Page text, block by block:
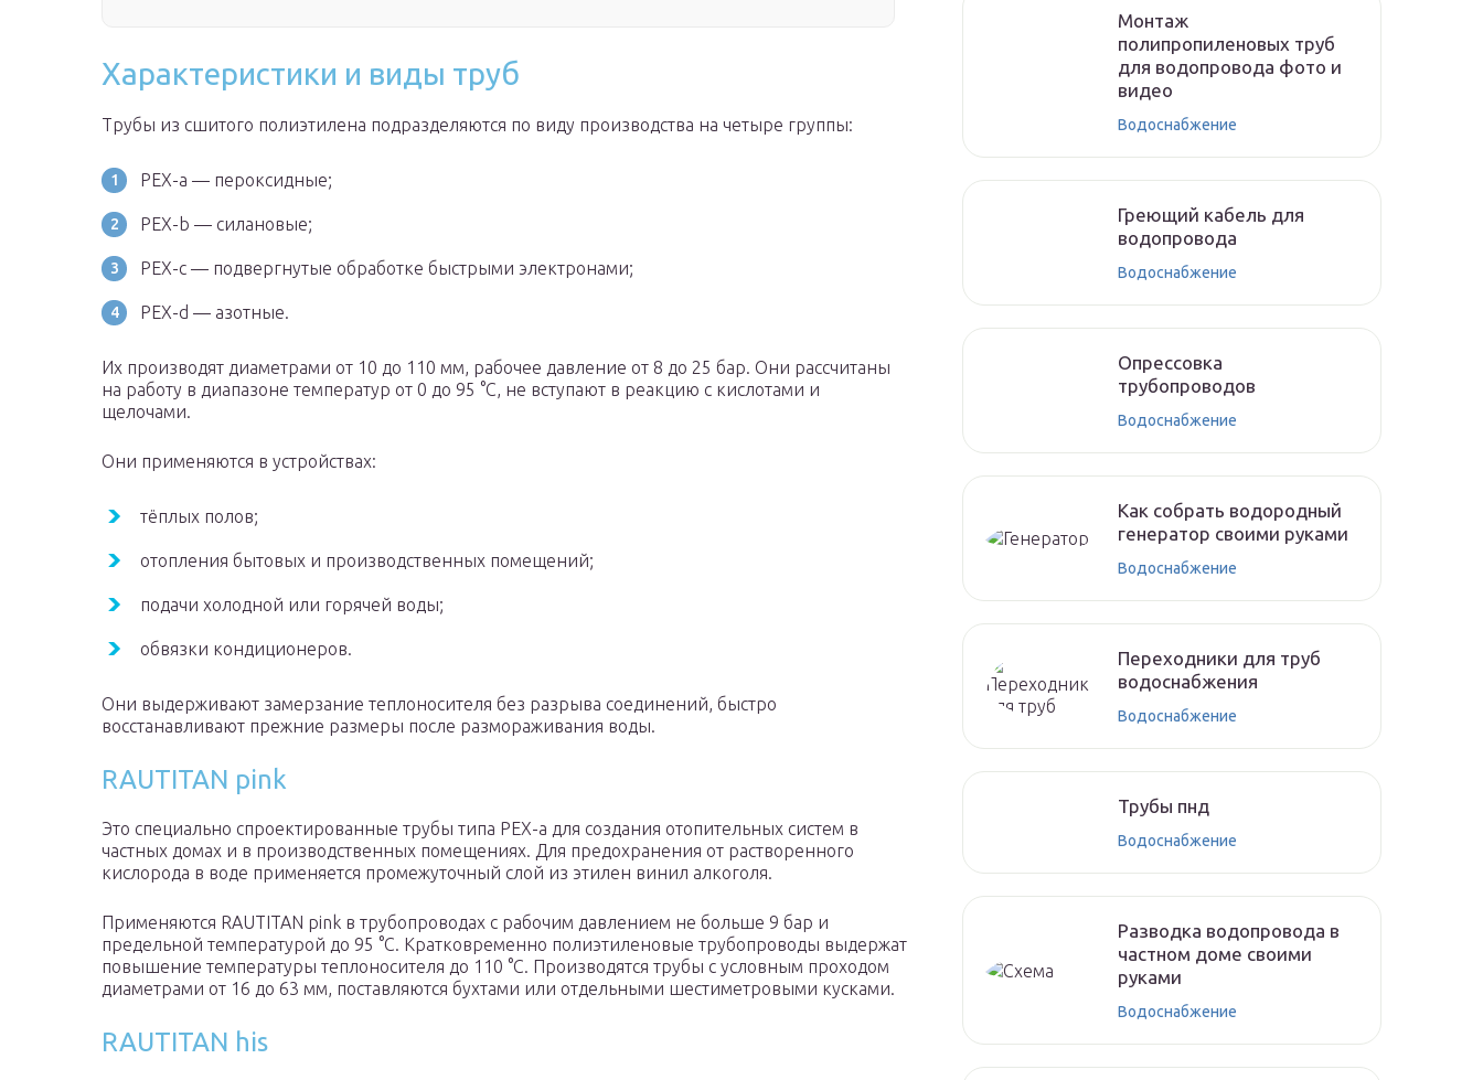
Характеристики и виды труб
Трубы из сшитого полиэтилена подразделяются по виду производства на четыре группы:
PEX-a — пероксидные;
PEX-b — силановые;
PEX-c — подвергнутые обработке быстрыми электронами;
PEX-d — азотные.
Их производят диаметрами от 10 до 110 мм, рабочее давление от 8 до 25 бар. Они рассчитаны
на работу в диапазоне температур от 0 до 95 °C, не вступают в реакцию с кислотами и
щелочами.
Они применяются в устройствах:
тёплых полов;
отопления бытовых и производственных помещений;
подачи холодной или горячей воды;
обвязки кондиционеров.
Они выдерживают замерзание теплоносителя без разрыва соединений, быстро
восстанавливают прежние размеры после размораживания воды.
RAUTITAN pink
Это специально спроектированные трубы типа PEX-a для создания отопительных систем в
частных домах и в производственных помещениях. Для предохранения от растворенного
кислорода в воде применяется промежуточный слой из этилен винил алкоголя.
Применяются RAUTITAN pink в трубопроводах с рабочим давлением не больше 9 бар и
предельной температурой до 95 °C. Кратковременно полиэтиленовые трубопроводы выдержат
повышение температуры теплоносителя до 110 °C. Производятся трубы с условным проходом
диаметрами от 16 до 63 мм, поставляются бухтами или отдельными шестиметровыми кусками.
RAUTITAN his
Монтаж
полипропиленовых труб
для водопровода фото и
видео
Водоснабжение
Греющий кабель для
водопровода
Водоснабжение
Опрессовка
трубопроводов
Водоснабжение
Как собрать водородный
генератор своими руками
Водоснабжение
Переходники для труб
водоснабжения
Водоснабжение
Трубы пнд
Водоснабжение
Разводка водопровода в
частном доме своими
руками
Водоснабжение